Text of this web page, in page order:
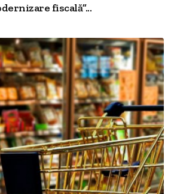
fiscală”...